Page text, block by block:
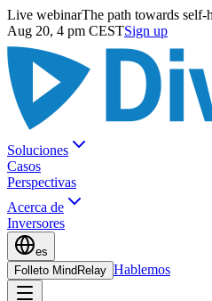
Live webinarThe path towards self-
Aug 20, 4 pm CESTSign up
Soluciones
Casos
Perspectivas
Acerca de
Inversores
es
Folleto MindRelay Hablemos